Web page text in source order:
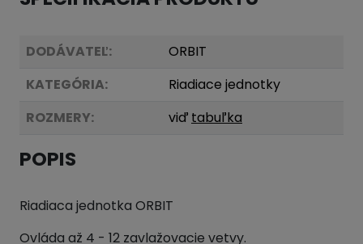
DODÁVATEĽ:
ORBIT
KATEGÓRIA:
Riadiace jednotky
ROZMERY:
viď tabuľka
POPIS
Riadiaca jednotka ORBIT
Ovláda až 4 - 12 zavlažovacie vetvy.